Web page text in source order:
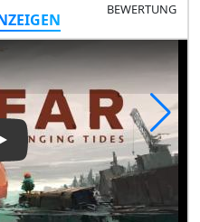
BEWERTUNG
Video: Far: Changing